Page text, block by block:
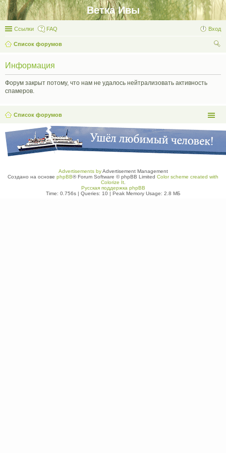
Ветка Ивы
Ссылки FAQ Вход
Список форумов
Информация
Форум закрыт потому, что нам не удалось нейтрализовать активность
спамеров.
Список форумов
Advertisements byAdvertisement Management
Создано на основе phpBB® Forum Software © phpBB Limited Color scheme created with
Colorize It.
Русская поддержка phpBB
Time: 0.756s| Queries: 10| Peak Memory Usage: 2.8 МБ